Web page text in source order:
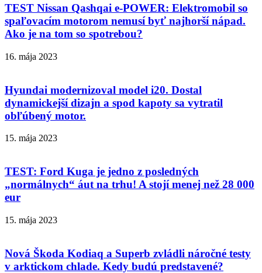
TEST Nissan Qashqai e-POWER: Elektromobil so
spaľovacím motorom nemusí byť najhorší nápad.
Ako je na tom so spotrebou?
16. mája 2023
Hyundai modernizoval model i20. Dostal
dynamickejší dizajn a spod kapoty sa vytratil
obľúbený motor.
15. mája 2023
TEST: Ford Kuga je jedno z posledných
„normálnych“ áut na trhu! A stojí menej než 28 000
eur
15. mája 2023
Nová Škoda Kodiaq a Superb zvládli náročné testy
v arktickom chlade. Kedy budú predstavené?